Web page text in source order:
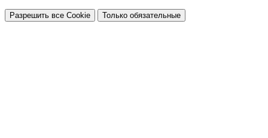
Разрешить все Cookie Только обязательные